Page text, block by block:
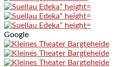
Google